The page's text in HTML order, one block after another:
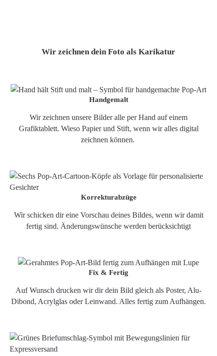
Wir zeichnen dein Foto als Karikatur
Handgemalt
Wir zeichnen unsere Bilder alle per Hand auf einem
Grafiktablett. Wieso Papier und Stift, wenn wir alles digital
zeichnen können.
Korrekturabzüge
Wir schicken dir eine Vorschau deines Bildes, wenn wir damit
fertig sind. Änderungswünsche werden berücksichtigt
Fix & Fertig
Auf Wunsch drucken wir dir dein Bild gleich als Poster, Alu-
Dibond, Acrylglas oder Leinwand. Alles fertig zum Aufhängen.